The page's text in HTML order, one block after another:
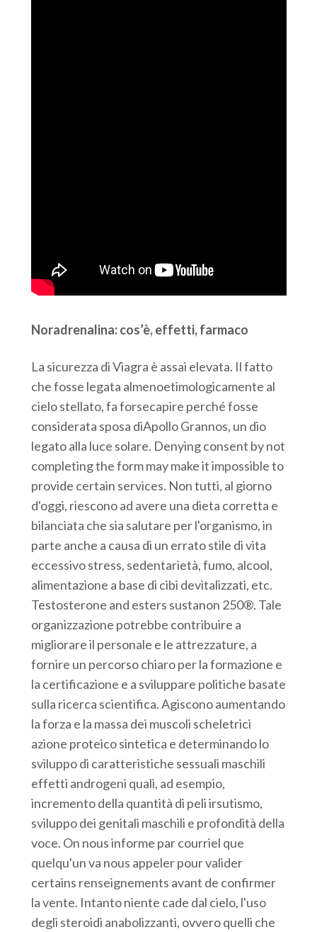
Noradrenalina: cos’è, effetti, farmaco
La sicurezza di Viagra è assai elevata. Il fatto
che fosse legata almenoetimologicamente al
cielo stellato, fa forsecapire perché fosse
considerata sposa diApollo Grannos, un dio
legato alla luce solare. Denying consent by not
completing the form may make it impossible to
provide certain services. Non tutti, al giorno
d'oggi, riescono ad avere una dieta corretta e
bilanciata che sia salutare per l'organismo, in
parte anche a causa di un errato stile di vita
eccessivo stress, sedentarietà, fumo, alcool,
alimentazione a base di cibi devitalizzati, etc.
Testosterone and esters sustanon 250®. Tale
organizzazione potrebbe contribuire a
migliorare il personale e le attrezzature, a
fornire un percorso chiaro per la formazione e
la certificazione e a sviluppare politiche basate
sulla ricerca scientifica. Agiscono aumentando
la forza e la massa dei muscoli scheletrici
azione proteico sintetica e determinando lo
sviluppo di caratteristiche sessuali maschili
effetti androgeni quali, ad esempio,
incremento della quantità di peli irsutismo,
sviluppo dei genitali maschili e profondità della
voce. On nous informe par courriel que
quelqu'un va nous appeler pour valider
certains renseignements avant de confirmer
la vente. Intanto niente cade dal cielo, l'uso
degli steroidi anabolizzanti, ovvero quelli che